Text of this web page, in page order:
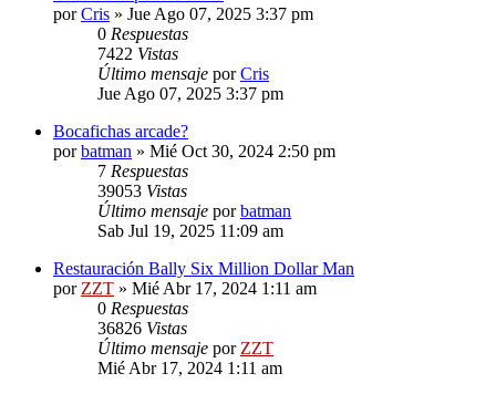
porCris » Jue Ago 07, 2025 3:37 pm
0 Respuestas
7422 Vistas
Último mensaje porCris
Jue Ago 07, 2025 3:37 pm
Bocafichas arcade?
porbatman » Mié Oct 30, 2024 2:50 pm
7 Respuestas
39053 Vistas
Último mensaje porbatman
Sab Jul 19, 2025 11:09 am
Restauración Bally Six Million Dollar Man
por ZZT » Mié Abr 17, 2024 1:11 am
0 Respuestas
36826 Vistas
Último mensaje por ZZT
Mié Abr 17, 2024 1:11 am